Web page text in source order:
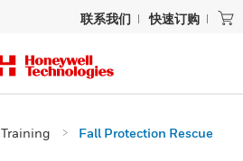
联系我们 快速订购
Training
Fall Protection Rescue